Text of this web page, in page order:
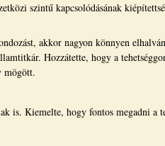
szintű kapcsolódásának
akkor nagyon könnyen
Hozzátette, hogy a
mögött.
is. Kiemelte, hogy fontos megadni a